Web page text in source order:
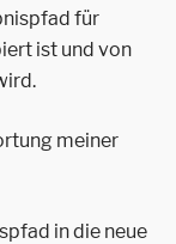
für
ist und von
meiner
in die neue